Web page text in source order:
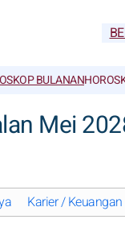
BULANAN
Mei
Karier / Keuangan